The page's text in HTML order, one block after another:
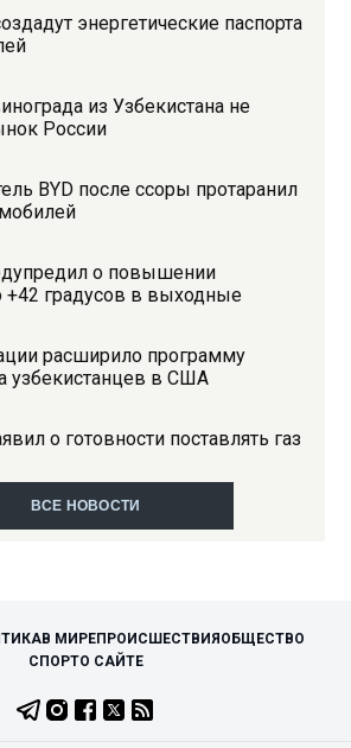
энергетические паспорта
из Узбекистана не
России
BYD после ссоры протаранил
о повышении
+42 градусов в выходные
расширило программу
узбекистанцев в США
о готовности поставлять газ
ВСЕ НОВОСТИ
В МИРЕПРОИСШЕСТВИЯ ОБЩЕСТВО
СПОРТО САЙТЕ